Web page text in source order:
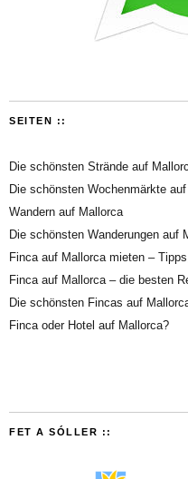
SEITEN ::
Die schönsten Strände auf
Die schönsten Wochenmärkte
Wandern auf Mallorca
Die schönsten Wanderungen auf
Finca auf Mallorca mieten –
Finca auf Mallorca – die besten
Die schönsten Fincas auf
Finca oder Hotel auf Mallorca?
FET A SÓLLER ::